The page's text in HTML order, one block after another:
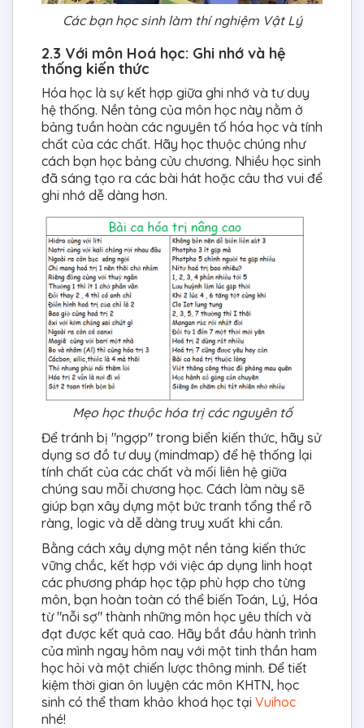
Các bạn học sinh làm thí nghiệm Vật Lý
2.3 Với môn Hoá học: Ghi nhớ và hệ
thống kiến thức
Hóa học là sự kết hợp giữa ghi nhớ và tư duy
hệ thống. Nền tảng của môn học này nằm ở
bảng tuần hoàn các nguyên tố hóa học và tính
chất của các chất. Hãy học thuộc chúng như
cách bạn học bảng cửu chương. Nhiều học sinh
đã sáng tạo ra các bài hát hoặc câu thơ vui để
ghi nhớ dễ dàng hơn.
Mẹo học thuộc hóa trị các nguyên tố
Để tránh bị "ngợp" trong biển kiến thức, hãy sử
dụng sơ đồ tư duy (mindmap) để hệ thống lại
tính chất của các chất và mối liên hệ giữa
chúng sau mỗi chương học. Cách làm này sẽ
giúp bạn xây dựng một bức tranh tổng thể rõ
ràng, logic và dễ dàng truy xuất khi cần.
Bằng cách xây dựng một nền tảng kiến thức
vững chắc, kết hợp với việc áp dụng linh hoạt
các phương pháp học tập phù hợp cho từng
môn, bạn hoàn toàn có thể biến Toán, Lý, Hóa
từ "nỗi sợ" thành những môn học yêu thích và
đạt được kết quả cao. Hãy bắt đầu hành trình
của mình ngay hôm nay với một tinh thần ham
học hỏi và một chiến lược thông minh. Để tiết
kiệm thời gian ôn luyện các môn KHTN, học
sinh có thể tham khảo khoá học tại Vuihoc
nhé!